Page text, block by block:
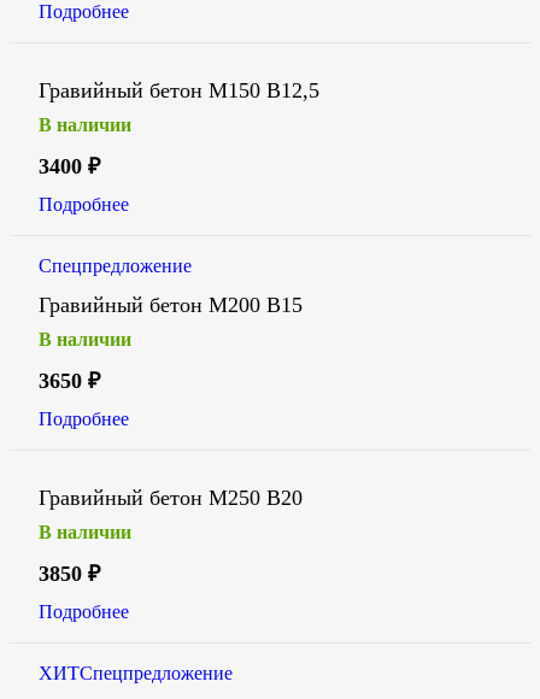
Подробнее
Гравийный бетон М150 В12,5
В наличии
3400 ₽
Подробнее
Спецпредложение
Гравийный бетон М200 В15
В наличии
3650 ₽
Подробнее
Гравийный бетон М250 В20
В наличии
3850 ₽
Подробнее
ХИТСпецпредложение